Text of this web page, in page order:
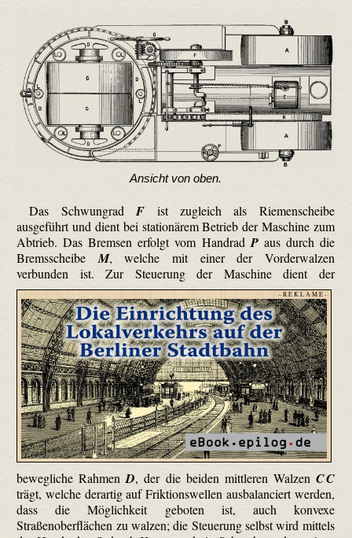
Ansicht von oben.
Das Schwungrad F ist zugleich als Riemenscheibe
ausgeführt und dient bei stationärem Betrieb der Maschine zum
Abtrieb. Das Bremsen erfolgt vom Handrad Paus durch die
Bremsscheibe M, welche mit einer der Vorderwalzen
verbunden ist.
- R E K L A M E -
Zur Steuerung der Maschine dient der
bewegliche RahmenD, der die beiden mittleren Walzen C C
trägt, welche derartig auf Friktions­wellen ausbalanciert werden,
dass die Möglichkeit geboten ist, auch konvexe
Straßenoberflächen zu walzen; die Steuerung selbst wird mittels